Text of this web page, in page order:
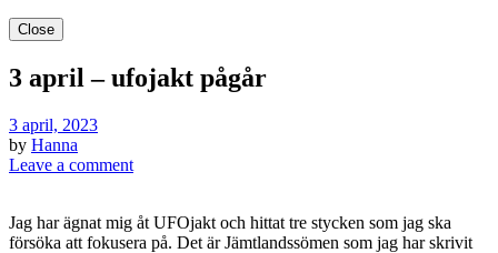
Close
3 april – ufojakt pågår
3 april, 2023
by Hanna
Leave a comment
Jag har ägnat mig åt UFOjakt och hittat tre stycken som jag ska
försöka att fokusera på. Det är Jämtlandssömen som jag har skrivit